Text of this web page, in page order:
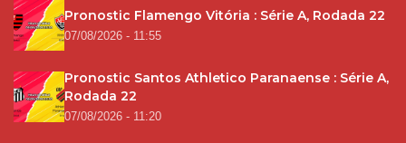
Pronostic Flamengo Vitória : Série A, Rodada 22
07/08/2026 - 11:55
Pronostic Santos Athletico Paranaense : Série A,
Rodada 22
07/08/2026 - 11:20